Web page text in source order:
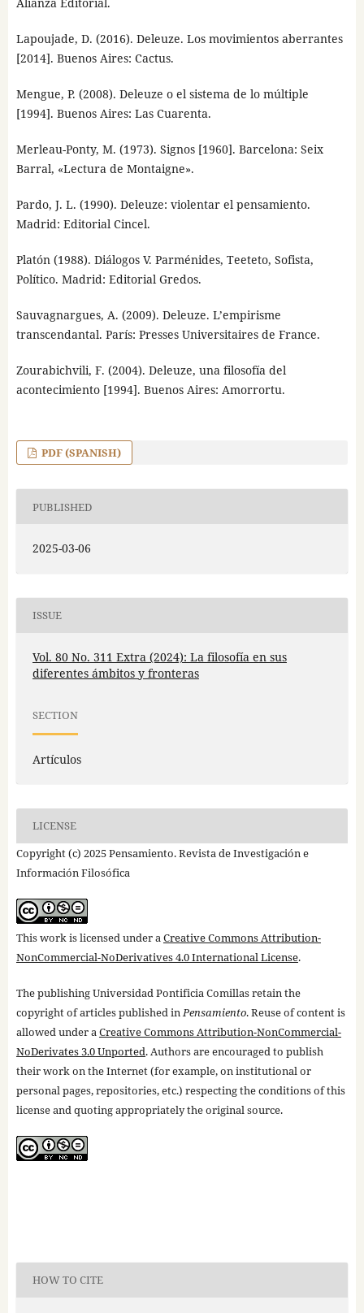
Alianza Editorial.
Lapoujade, D. (2016). Deleuze. Los movimientos aberrantes
[2014]. Buenos Aires: Cactus.
Mengue, P. (2008). Deleuze o el sistema de lo múltiple
[1994]. Buenos Aires: Las Cuarenta.
Merleau-Ponty, M. (1973). Signos [1960]. Barcelona: Seix
Barral, «Lectura de Montaigne».
Pardo, J. L. (1990). Deleuze: violentar el pensamiento.
Madrid: Editorial Cincel.
Platón (1988). Diálogos V. Parménides, Teeteto, Sofista,
Político. Madrid: Editorial Gredos.
Sauvagnargues, A. (2009). Deleuze. L’empirisme
transcendantal. París: Presses Universitaires de France.
Zourabichvili, F. (2004). Deleuze, una filosofía del
acontecimiento [1994]. Buenos Aires: Amorrortu.
PDF (SPANISH)
PUBLISHED
2025-03-06
ISSUE
Vol. 80 No. 311 Extra (2024): La filosofía en sus
diferentes ámbitos y fronteras
SECTION
Artículos
LICENSE
Copyright (c) 2025 Pensamiento. Revista de Investigación e
Información Filosófica
This work is licensed under a Creative Commons Attribution-
NonCommercial-NoDerivatives 4.0 International License.
The publishing Universidad Pontificia Comillas retain the
copyright of articles published in Pensamiento. Reuse of content is
allowed under a Creative Commons Attribution-NonCommercial-
NoDerivates 3.0 Unported. Authors are encouraged to publish
their work on the Internet (for example, on institutional or
personal pages, repositories, etc.) respecting the conditions of this
license and quoting appropriately the original source.
HOW TO CITE